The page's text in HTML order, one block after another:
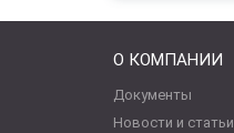
О КОМПАНИИ
Документы
Новости и статьи